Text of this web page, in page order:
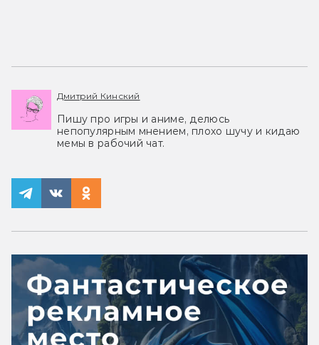
Дмитрий Кинский
Пишу про игры и аниме, делюсь
непопулярным мнением, плохо шучу и кидаю
мемы в рабочий чат.